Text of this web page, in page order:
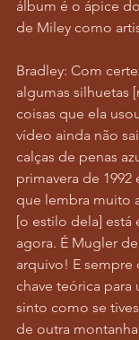
álbum é o ápice
de Miley como
Bradley: Com
algumas silhuetas
coisas que ela
vídeo ainda não
calças de penas
primavera de 1992
que lembra muito
[o estilo dela] está
agora. É Mugler
arquivo! E sempre
chave teórica para
sinto como se
de outra